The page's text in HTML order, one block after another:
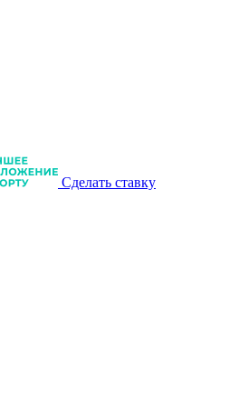
Сделать ставку